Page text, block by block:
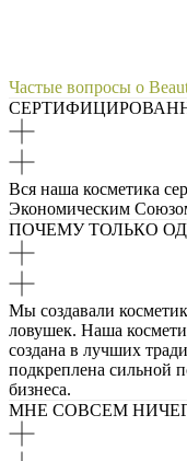
Частые вопросы о
Вся наша косметика
Экономическим
ПОЧЕМУ ТОЛЬКО
Мы создавали
ловушек. Наша
создана в лучших
подкреплена сильной
бизнеса.
МНЕ СОВСЕМ